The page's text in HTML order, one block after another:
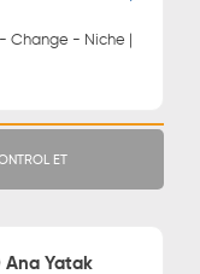
Change - Niche |
ET
Ana Yatak